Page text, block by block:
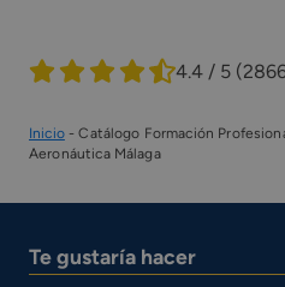
4.4 / 5
Inicio-Catálogo Formación
Aeronáutica Málaga
Te gustaría hacer